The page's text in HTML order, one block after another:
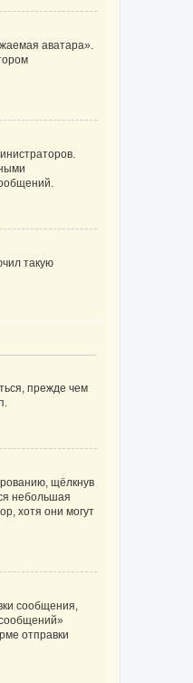
аватара».
такую
прежде чем
щёлкнув
небольшая
хотя они могут
сообщения,
отправки